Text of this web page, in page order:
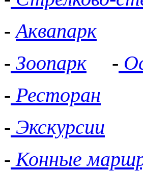
-Аквапарк
- Зоопарк -
- Ресторан
- Экскурсии
- Конные